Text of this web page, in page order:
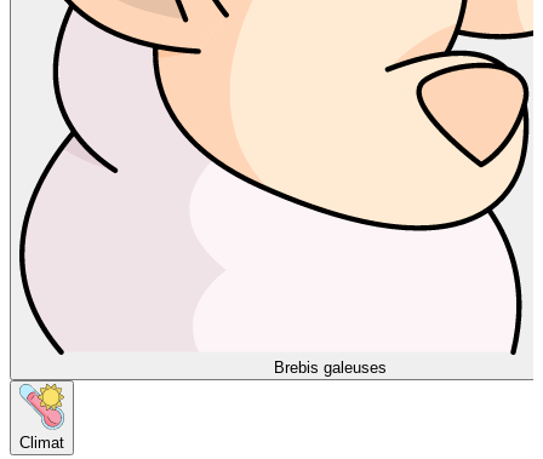
Brebis galeuses
Climat